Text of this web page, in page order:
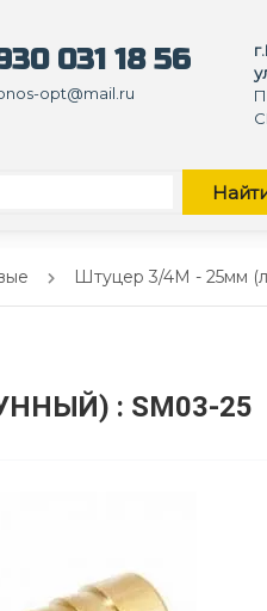
031 18 56
opt@mail.ru
Штуцер 3/4M - 25мм
: SM03-25